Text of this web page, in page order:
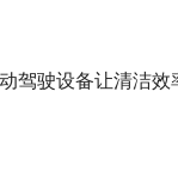
驾驶设备让清洁效